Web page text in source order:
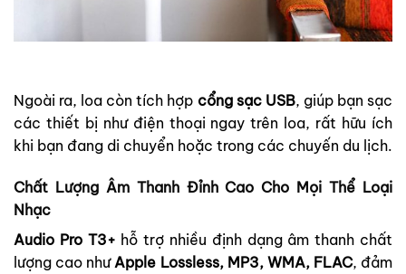
Ngoài ra, loa còn tích hợp cổng sạc USB, giúp bạn sạc
các thiết bị như điện thoại ngay trên loa, rất hữu ích
khi bạn đang di chuyển hoặc trong các chuyến du lịch.
Chất Lượng Âm Thanh Đỉnh Cao Cho Mọi Thể Loại
Nhạc
Audio Pro T3+ hỗ trợ nhiều định dạng âm thanh chất
lượng cao như Apple Lossless, MP3, WMA, FLAC, đảm